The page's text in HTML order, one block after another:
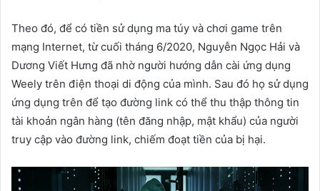
Theo đó, để có tiền sử dụng ma túy và chơi game trên
mạng Internet, từ cuối tháng 6/2020, Nguyễn Ngọc Hải và
Dương Viết Hưng đã nhờ người hướng dẫn cài ứng dụng
Weely trên điện thoại di động của mình. Sau đó họ sử dụng
ứng dụng trên để tạo đường link có thể thu thập thông tin
tài khoản ngân hàng (tên đăng nhập, mật khẩu) của người
truy cập vào đường link, chiếm đoạt tiền của bị hại.